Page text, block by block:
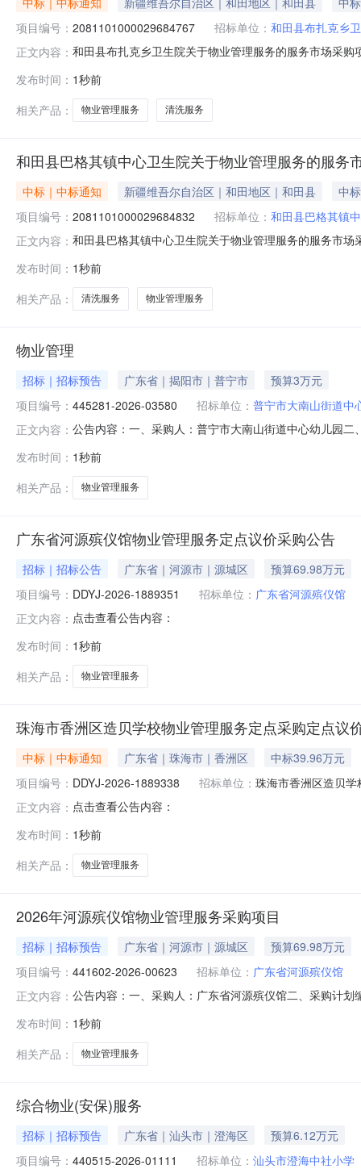
项目编号： 2081101000029684767 招标单位： 和田县布扎克乡
正文内容： 和田县布扎克乡卫生院关于物业管理服务的服务市场采
（元）:项目所在行政区划编码:653221项目所在行政区
发布时间： 1秒前
相关产品：
物业管理服务 清洗服务
和田县巴格其镇中心卫生院关于物业管理服务的服务
中标｜中标通知 新疆维吾尔自治区｜和田地区｜和田县
中
项目编号： 2081101000029684832 招标单位： 和田县巴格其镇
正文内容： 和田县巴格其镇中心卫生院关于物业管理服务的服务市
购计划金额（元）:项目所在行政区划编码:653221项目
发布时间： 1秒前
相关产品：
清洗服务 物业管理服务
物业管理
招标｜招标预告 广东省｜揭阳市｜普宁市
预算3万元
项目编号： 445281-2026-03580 招标单位： 普宁市大南山街道中
正文内容： 公告内容：一、采购人：普宁市大南山街道中心幼儿园
发布时间： 1秒前
相关产品：
物业管理服务
广东省河源殡仪馆物业管理服务定点议价采购公告
招标｜招标公告 广东省｜河源市｜源城区
预算69.98万元
项目编号： DDYJ-2026-1889351 招标单位： 广东省河源殡仪馆
正文内容： 点击查看公告内容：
发布时间： 1秒前
相关产品：
物业管理服务
珠海市香洲区造贝学校物业管理服务定点采购定点议
中标｜中标通知 广东省｜珠海市｜香洲区
中标39.96万元
项目编号： DDYJ-2026-1889338 招标单位： 珠海市香洲区造⻉学
正文内容： 点击查看公告内容：
发布时间： 1秒前
相关产品：
物业管理服务
2026年河源殡仪馆物业管理服务采购项目
招标｜招标预告 广东省｜河源市｜源城区
预算69.98万元
项目编号： 441602-2026-00623 招标单位： 广东省河源殡仪馆
正文内容： 公告内容：一、采购人：广东省河源殡仪馆二、采购计
发布时间： 1秒前
相关产品：
物业管理服务
综合物业(安保)服务
招标｜招标预告 广东省｜汕头市｜澄海区
预算6.12万元
项目编号： 440515-2026-01111 招标单位： 汕头市澄海中社小学